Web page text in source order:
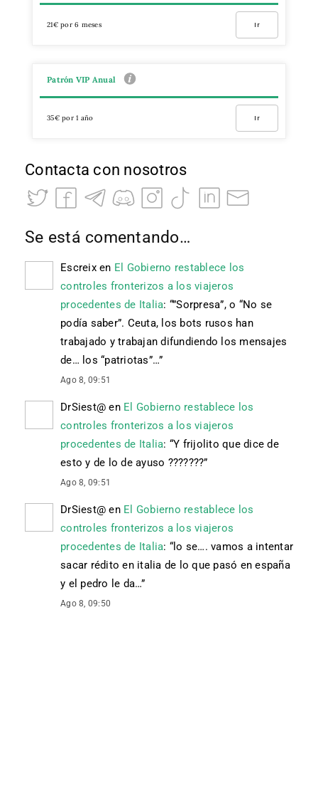
21€ por 6 meses Ir
Patrón VIP Anual
35€ por 1 año Ir
Contacta con nosotros
Se está comentando…
Escreixen El Gobierno restablece los
controles fronterizos a los viajeros
procedentes de Italia: “”Sorpresa”, o “No se
podía saber”. Ceuta, los bots rusos han
trabajado y trabajan difundiendo los mensajes
de… los “patriotas”…”
Ago 8, 09:51
DrSiest@ en El Gobierno restablece los
controles fronterizos a los viajeros
procedentes de Italia: “Y frijolito que dice de
esto y de lo de ayuso ???????”
Ago 8, 09:51
DrSiest@ en El Gobierno restablece los
controles fronterizos a los viajeros
procedentes de Italia: “ lo se…. vamos a intentar
sacar rédito en italia de lo que pasó en españa
y el pedro le da…”
Ago 8, 09:50